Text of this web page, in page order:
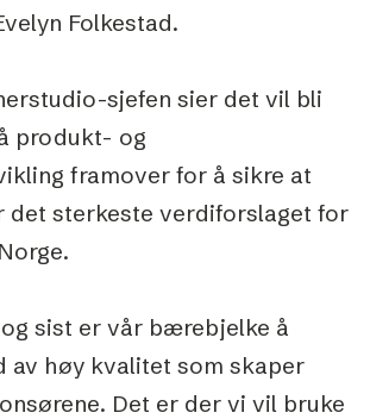
Folkestad.
sjefen sier det vil bli
produkt- og
framover for å sikre at
det sterkeste verdiforslaget for
sist er vår bærebjelke å
av høy kvalitet som skaper
Det er der vi vil bruke